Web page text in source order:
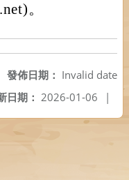
。
發佈日期： Invalid date
日期： 2026-01-06 |